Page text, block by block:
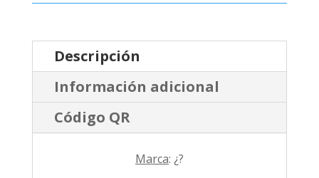
Descripción
Información adicional
Código QR
Marca: ¿?